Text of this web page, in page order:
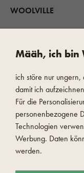
WOOLVILLE
SCHNELLE UND
Määh, ich bin
ich störe nur
damit ich
Für die
personenbezogene
Technologien
Werbung. Daten
werden.